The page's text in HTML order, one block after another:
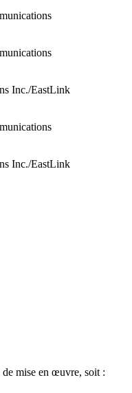
Inc./EastLink
Inc./EastLink
de mise en œuvre, soit :